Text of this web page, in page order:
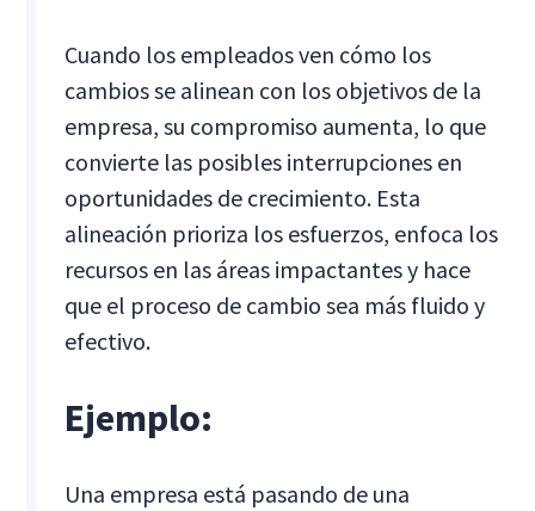
Cuando los empleados ven cómo los
cambios se alinean con los objetivos de la
empresa, su compromiso aumenta, lo que
convierte las posibles interrupciones en
oportunidades de crecimiento. Esta
alineación prioriza los esfuerzos, enfoca los
recursos en las áreas impactantes y hace
que el proceso de cambio sea más fluido y
efectivo.
Ejemplo:
Una empresa está pasando de una